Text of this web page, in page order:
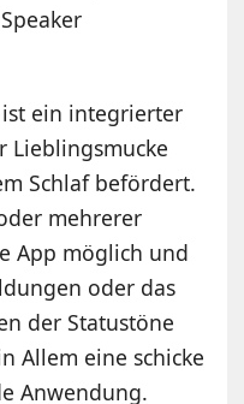
ist ein integrierter
Lieblingsmucke
Schlaf befördert.
mehrerer
App möglich und
oder das
der Statustöne
Allem eine schicke
Anwendung.